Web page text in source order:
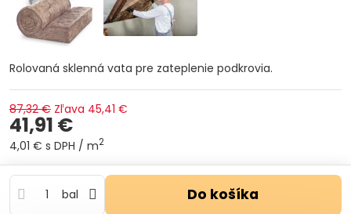
Rolovaná sklenná vata pre zateplenie podkrovia.
87,32 € Zľava 45,41 €
41,91 €
4,01 € s DPH / m2
bal Do košíka